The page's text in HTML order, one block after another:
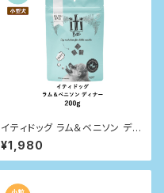
イティドッグ ラム＆ベニソン ディ
ナー 200g
¥1,980